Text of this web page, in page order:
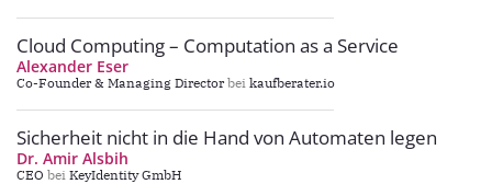
Cloud Computing – Computation as a Service
Alexander Eser
Co-Founder & Managing Director bei kaufberater.io
Sicherheit nicht in die Hand von Automaten legen
Dr. Amir Alsbih
CEO bei KeyIdentity GmbH